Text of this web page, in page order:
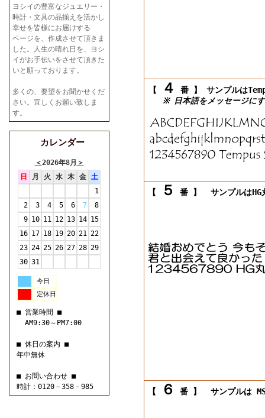
ヨシイの豊富なジュエリー・
時計・文具の品揃えを活かし
幸せを皆様にお届けする
ページを、作成させて頂きま
した。人生の晴れ日を、ヨシ
イがお手伝いをさせて頂きた
いと願っております。
多くの、要望をお聞かせくだ
さい。宜しくお願い致しま
す。
カレンダー
＜2026年8月 ＞
日
月 火 水 木 金 土
1
2
3 4 5 6 7
8
9 10 11 12 13 14 15
16 17 18 19 20 21 22
23 24 25 26 27 28 29
30 31
今日
定休日
■ 営業時間 ■
AM9:30～PM7:00
■ 休日の案内 ■
年中無休
■ お問い合わせ ■
時計：0120－358－985
【 ４ 番 】
サンプルは
※ 日本語をメッセージにす
【 ５ 番 】 サンプルはHG
【 ６ 番 】 サンプルは